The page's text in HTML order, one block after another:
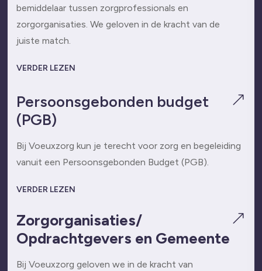
bemiddelaar tussen zorgprofessionals en
zorgorganisaties. We geloven in de kracht van de
juiste match.
VERDER LEZEN
Persoonsgebonden budget
(PGB)
&
Bij Voeuxzorg kun je terecht voor zorg en begeleiding
vanuit een Persoonsgebonden Budget (PGB).
VERDER LEZEN
Zorgorganisaties/
Opdrachtgevers en Gemeente
&
Bij Voeuxzorg geloven we in de kracht van